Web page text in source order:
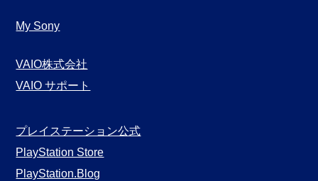
My Sony
VAIO株式会社
VAIO サポート
プレイステーション公式
PlayStation Store
PlayStation.Blog